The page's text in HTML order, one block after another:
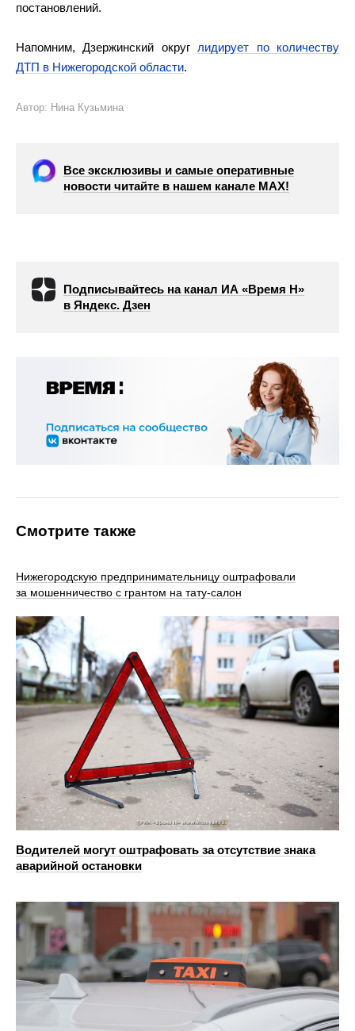
постановлений.
Напомним, Дзержинский округ лидирует по количеству
ДТП в Нижегородской области.
Автор: Нина Кузьмина
Все эксклюзивы и самые оперативные
новости читайте в нашем канале МАХ!
Подписывайтесь на канал ИА «Время Н»
в Яндекс. Дзен
Смотрите также
Нижегородскую предпринимательницу оштрафовали
за мошенничество с грантом на тату-салон
Водителей могут оштрафовать за отсутствие знака
аварийной остановки